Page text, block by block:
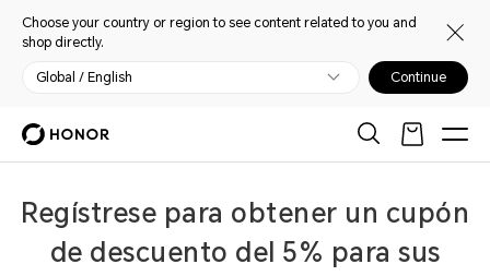
Choose your country or region to see content related to you and
shop directly.
Global / English Continue
Regístrese para obtener un cupón
de descuento del 5% para sus